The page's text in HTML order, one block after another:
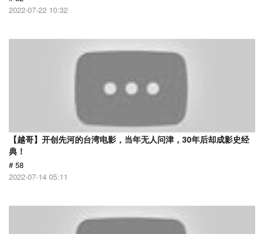
2022-07-22 10:32
【越哥】开创先河的台湾电影，当年无人问津，30年后却成影史经
典！
# 58
2022-07-14 05:11